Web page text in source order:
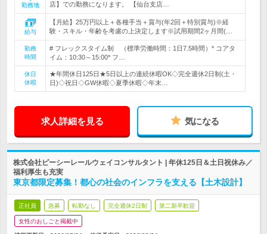
勤務地
店】での勤務になります。 【仙台支店…
給与
【月給】25万円以上＋各種手当＋賞与(年2回＋特別賞与)※経
験・スキル・年齢を考慮の上決定します※試用期間2ヶ月間(…
勤務
時間
# フレックスタイム制 （標準労働時間：1日7.5時間）* コアタ
イム：10:30～15:00* フ…
休日
休暇
★年間休日125日★5日以上の連続休暇OK◇完全週休2日制(土・
日)◇祝日◇GW休暇◇夏季休暇◇年末…
求人詳細を見る 気になる
株式会社ピーシーレールウェイコンサルタント | 年休125日＆土日祝休み／
福利厚生も充実
東京都限定募集！都心の社会のインフラを支える【土木設計】
正社員 急募 転勤なし 完全週休2日制 第二新卒歓迎
女性のおしごと掲載中